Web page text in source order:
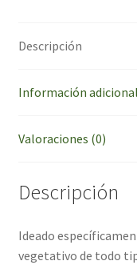
Descripción
Información adicional
Valoraciones (0)
Descripción
Ideado
vegetativo de todo